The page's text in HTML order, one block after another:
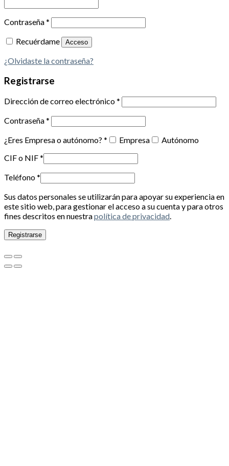
Contraseña*
Recuérdame
Acceso
¿Olvidaste la contraseña?
Registrarse
Dirección de correo electrónico*
Contraseña*
¿Eres Empresa o autónomo? * Empresa
Autónomo
CIF o NIF*
Teléfono*
Sus datos personales se utilizarán para apoyar su experiencia en
este sitio web, para gestionar el acceso a su cuenta y para otros
fines descritos en nuestrapolítica de privacidad
Registrarse